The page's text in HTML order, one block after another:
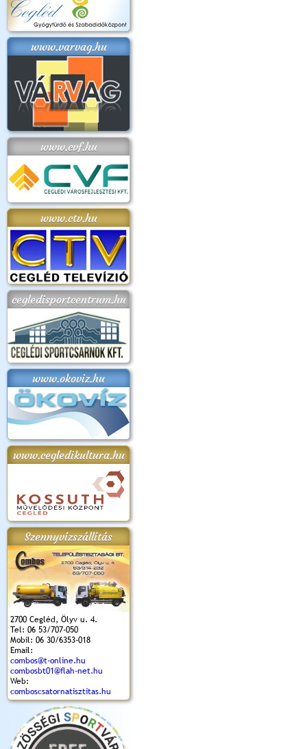
www.varvag.hu
www.cvf.hu
www.ctv.hu
cegledisportcentrum.hu
www.okoviz.hu
www.cegledikultura.hu
Szennyvízszállítás
2700 Cegléd, Ölyv u. 4.
Tel: 06 53/707-050
Mobil: 06 30/6353-018
Email:
combos@t-online.hu
combosbt01@flah-net.hu
Web:
comboscsatornatisztitas.hu
2018.
Kossuth Toborzó
Ünnepély
Szent István Ünnepe
(2017. 08. 20.)